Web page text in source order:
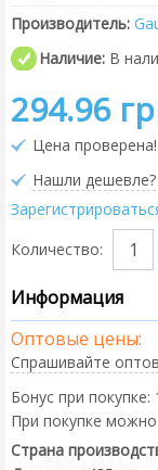
Производитель:
Наличие: В
294.96
Цена
Нашли дешевле?
Количество:
Информация
Оптовые цены:
Спрашивайте
Бонус при покупке:
При покупке
Страна